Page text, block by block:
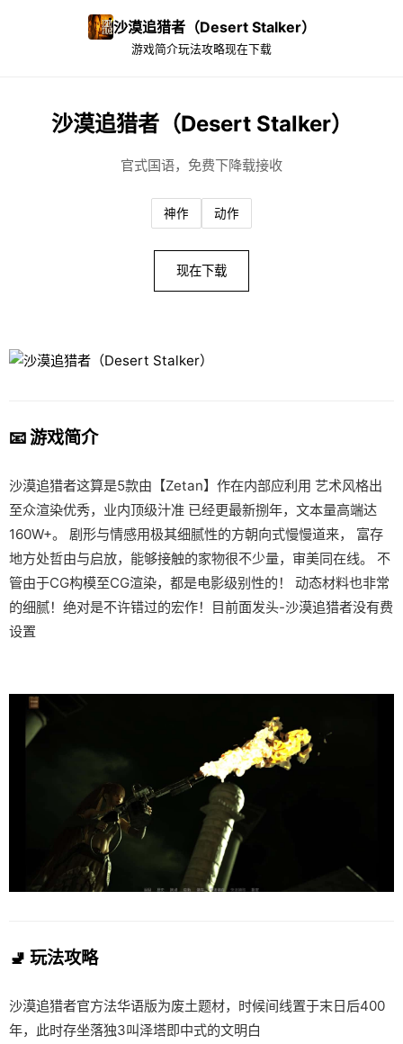
沙漠追猎者（Desert Stalker）
游戏简介玩法攻略现在下载
沙漠追猎者（Desert Stalker）
官式国语，免费下降载接收
神作 动作
现在下载
📧 游戏简介
沙漠追猎者这算是5款由【Zetan】作在内部应利用 艺术风格出
至众渲染优秀，业内顶级汁准 已经更最新捌年，文本量高端达
160W+。 剧形与情感用极其细腻性的方朝向式慢慢道来， 富存
地方处哲由与启放，能够接触的家物很不少量，审美同在线。 不
管由于CG构模至CG渲染，都是电影级别性的！ 动态材料也非常
的细腻！绝对是不许错过的宏作！目前面发头-沙漠追猎者没有费
设置
🚽 玩法攻略
沙漠追猎者官方法华语版为废土题材，时候间线置于末日后400
年，此时存坐落独3叫泽塔即中式的文明白